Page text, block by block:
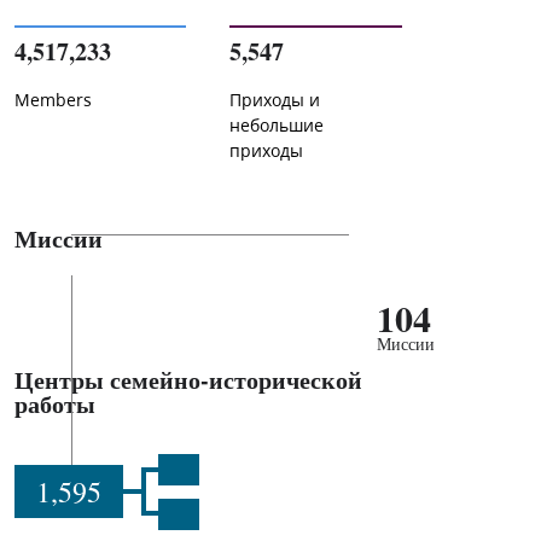
4,517,233
Members
5,547
Приходы и
небольшие
приходы
Миссии
104
Миссии
Центры семейно-исторической
работы
1,595